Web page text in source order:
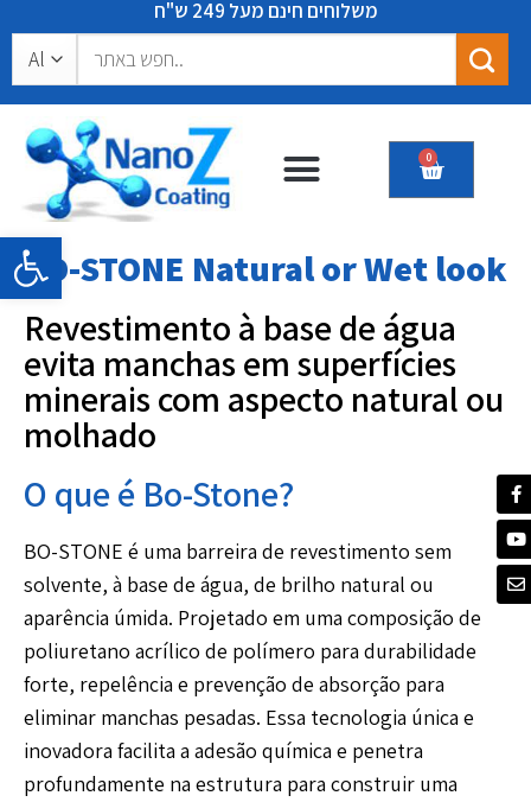
משלוחים חינם מעל 249 ש"ח
0
BO-STONE Natural or Wet look
Revestimento à base de água
evita manchas em superfícies
minerais com aspecto natural ou
molhado
O que é Bo-Stone?
BO-STONE é uma barreira de revestimento sem
solvente, à base de água, de brilho natural ou
aparência úmida. Projetado em uma composição de
poliuretano acrílico de polímero para durabilidade
forte, repelência e prevenção de absorção para
eliminar manchas pesadas. Essa tecnologia única e
inovadora facilita a adesão química e penetra
profundamente na estrutura para construir uma
Barra de Ferramentas Aberta